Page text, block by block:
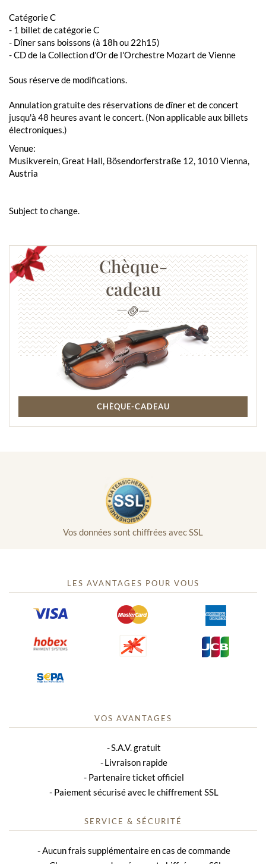
Catégorie C
- 1 billet de catégorie C
- Dîner sans boissons (à 18h ou 22h15)
- CD de la Collection d'Or de l'Orchestre Mozart de Vienne
Sous réserve de modifications.
Annulation gratuite des réservations de dîner et de concert
jusqu'à 48 heures avant le concert. (Non applicable aux billets
électroniques.)
Venue:
Musikverein, Great Hall, Bösendorferstraße 12, 1010 Vienna,
Austria
Subject to change.
Chèque-
cadeau
CHÈQUE-CADEAU
Vos données sont chiffrées avec SSL
LES AVANTAGES POUR VOUS
VOS AVANTAGES
S.A.V. gratuit
Livraison rapide
Partenaire ticket officiel
Paiement sécurisé avec le chiffrement SSL
SERVICE & SÉCURITÉ
Aucun frais supplémentaire en cas de commande